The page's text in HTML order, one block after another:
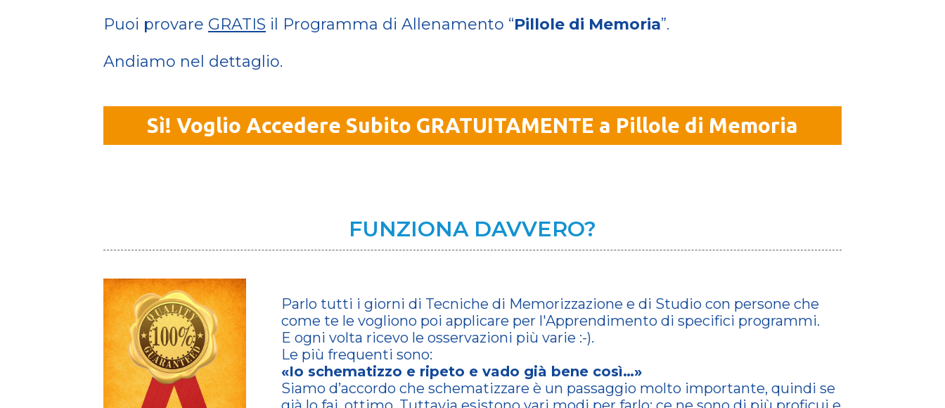
Puoi provare GRATIS il Programma di Allenamento “Pillole di Memoria”.
Andiamo nel dettaglio.
Sì! Voglio Accedere Subito GRATUITAMENTE a Pillole di Memoria
FUNZIONA DAVVERO?
Parlo tutti i giorni di Tecniche di Memorizzazione e di Studio con persone che
come te le vogliono poi applicare per l'Apprendimento di specifici programmi.
E ogni volta ricevo le osservazioni più varie :-).
Le più frequenti sono:
«Io schematizzo e ripeto e vado già bene così…»
Siamo d’accordo che schematizzare è un passaggio molto importante, quindi se